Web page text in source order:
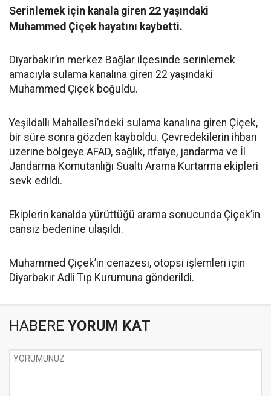
Serinlemek için kanala giren 22 yaşındaki
Muhammed Çiçek hayatını kaybetti.
Diyarbakır’ın merkez Bağlar ilçesinde serinlemek
amacıyla sulama kanalına giren 22 yaşındaki
Muhammed Çiçek boğuldu.
Yeşildallı Mahallesi’ndeki sulama kanalına giren Çiçek,
bir süre sonra gözden kayboldu. Çevredekilerin ihbarı
üzerine bölgeye AFAD, sağlık, itfaiye, jandarma ve İl
Jandarma Komutanlığı Sualtı Arama Kurtarma ekipleri
sevk edildi.
Ekiplerin kanalda yürüttüğü arama sonucunda Çiçek’in
cansız bedenine ulaşıldı.
Muhammed Çiçek’in cenazesi, otopsi işlemleri için
Diyarbakır Adli Tıp Kurumuna gönderildi.
HABERE YORUM KAT